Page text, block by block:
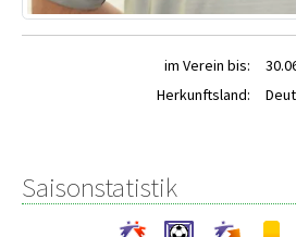
im Verein bis:
Herkunftsland:
Saisonstatistik